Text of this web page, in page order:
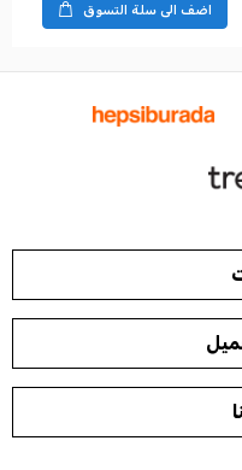
اضف الى سلة التسوق